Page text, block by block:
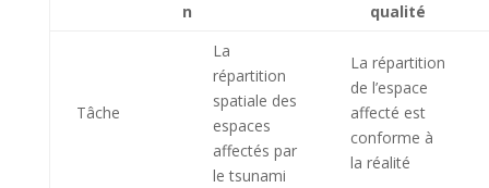
n
qualité
Tâche
La
répartition
spatiale des
espaces
affectés par
le tsunami
La répartition
de l’espace
affecté est
conforme à
la réalité